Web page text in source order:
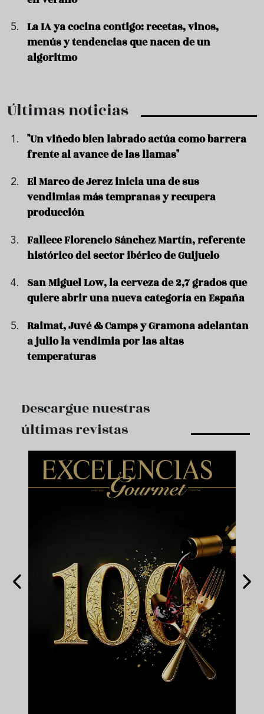
La IA ya cocina contigo: recetas, vinos,
menús y tendencias que nacen de un
algoritmo
Últimas noticias
"Un viñedo bien labrado actúa como barrera
frente al avance de las llamas"
El Marco de Jerez inicia una de sus
vendimias más tempranas y recupera
producción
Fallece Florencio Sánchez Martín, referente
histórico del sector ibérico de Guijuelo
San Miguel Low, la cerveza de 2,7 grados que
quiere abrir una nueva categoría en España
Raimat, Juvé & Camps y Gramona adelantan
a julio la vendimia por las altas
temperaturas
Descargue nuestras
últimas revistas